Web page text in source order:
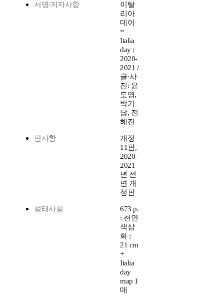
서명/저자사항
이탈
리아
데이
=
Italia
day :
2020-
2021 /
글·사
진: 윤
도영,
박기
남, 전
혜진
판사항
개정
11판,
2020-
2021
년 전
면 개
정판
형태사항
673 p.
: 천연
색삽
화 ;
21 cm
+
Italia
day
map 1
매